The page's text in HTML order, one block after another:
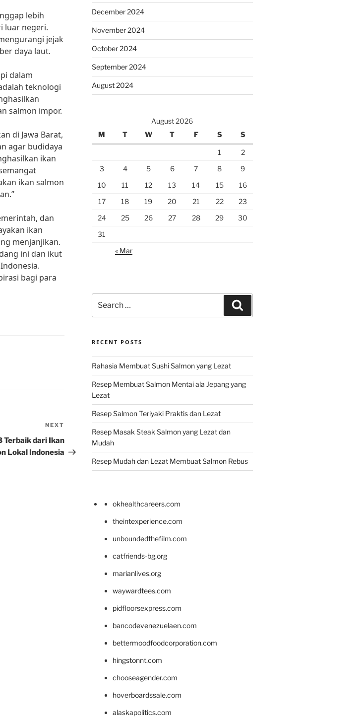
lebih
luar negeri.
jejak
daya laut.
dalam
teknologi
salmon impor.
di Jawa Barat,
agar budidaya
ikan
ikan salmon
dan
ikan
menjanjikan.
ini dan ikut
bagi para
Post
NEXT
Terbaik dari Ikan
Lokal Indonesia
December 2024
November 2024
October 2024
September 2024
August 2024
August 2026
M
T W T F S S
1
2
3
4 5 6 7 8
9
10
11 12 13 14 15
16
17
18 19 20 21 22
23
24
25 26 27 28 29
30
31
« Mar
for:
RECENT POSTS
Rahasia Membuat Sushi Salmon yang Lezat
Resep Membuat Salmon Mentai ala Jepang yang
Lezat
Resep Salmon Teriyaki Praktis dan Lezat
Resep Masak Steak Salmon yang Lezat dan
Mudah
Resep Mudah dan Lezat Membuat Salmon Rebus
okhealthcareers.com
theintexperience.com
unboundedthefilm.com
catfriends-bg.org
marianlives.org
waywardtees.com
pidfloorsexpress.com
bancodevenezuelaen.com
bettermoodfoodcorporation.com
hingstonnt.com
chooseagender.com
hoverboardssale.com
alaskapolitics.com